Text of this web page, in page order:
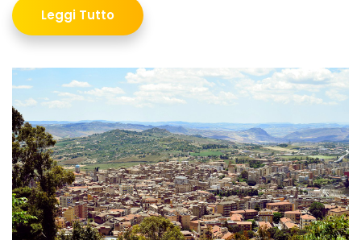
Leggi Tutto